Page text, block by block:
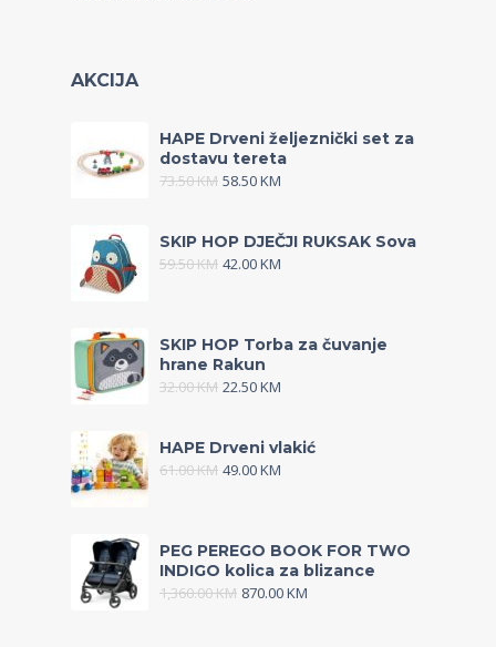
AKCIJA
HAPE Drveni željeznički set za
dostavu tereta
73.50KM 58.50KM
SKIP HOP DJEČJI RUKSAK Sova
59.50KM 42.00KM
SKIP HOP Torba za čuvanje
hrane Rakun
32.00KM 22.50KM
HAPE Drveni vlakić
61.00KM 49.00KM
PEG PEREGO BOOK FOR TWO
INDIGO kolica za blizance
1,360.00KM 870.00KM